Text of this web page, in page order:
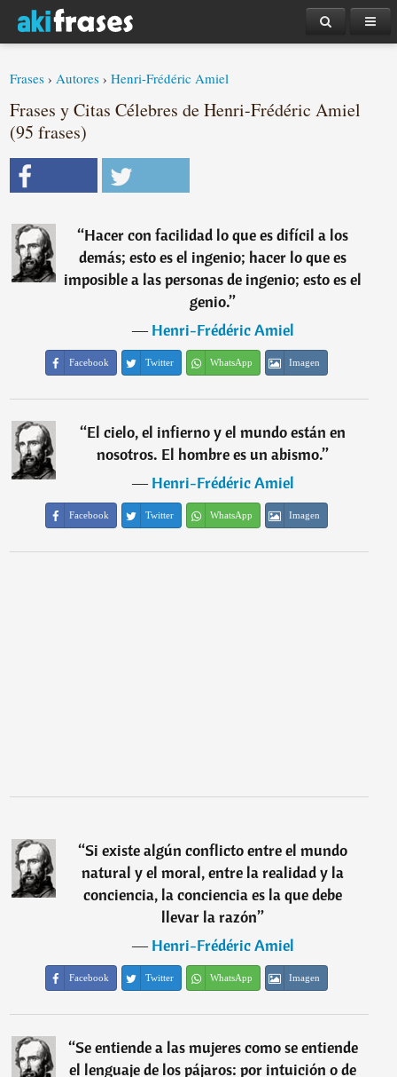
Frases ›Autores ›Henri-Frédéric Amiel
Frases y Citas Célebres de Henri-Frédéric Amiel
(95 frases)
“Hacer con facilidad lo que es difícil a los
demás; esto es el ingenio; hacer lo que es
imposible a las personas de ingenio; esto es el
genio.”
―Henri-Frédéric Amiel
Facebook Twitter WhatsApp Imagen
“El cielo, el infierno y el mundo están en
nosotros. El hombre es un abismo.”
―Henri-Frédéric Amiel
Facebook Twitter WhatsApp Imagen
“Si existe algún conflicto entre el mundo
natural y el moral, entre la realidad y la
conciencia, la conciencia es la que debe
llevar la razón”
―Henri-Frédéric Amiel
Facebook Twitter WhatsApp Imagen
“Se entiende a las mujeres como se entiende
el lenguaje de los pájaros: por intuición o de